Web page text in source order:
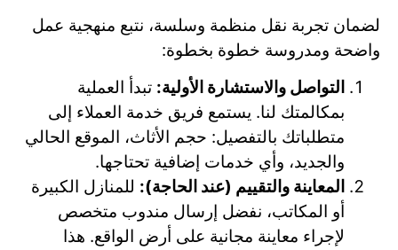
لضمان تجربة نقل منظمة وسلسة، نتبع منهجية عمل
واضحة ومدروسة خطوة بخطوة:
التواصل والاستشارة الأولية: تبدأ العملية
بمكالمتك لنا. يستمع فريق خدمة العملاء إلى
متطلباتك بالتفصيل: حجم الأثاث، الموقع الحالي
والجديد، وأي خدمات إضافية تحتاجها.
المعاينة والتقييم (عند الحاجة): للمنازل الكبيرة
أو المكاتب، نفضل إرسال مندوب متخصص
لإجراء معاينة مجانية على أرض الواقع. هذا